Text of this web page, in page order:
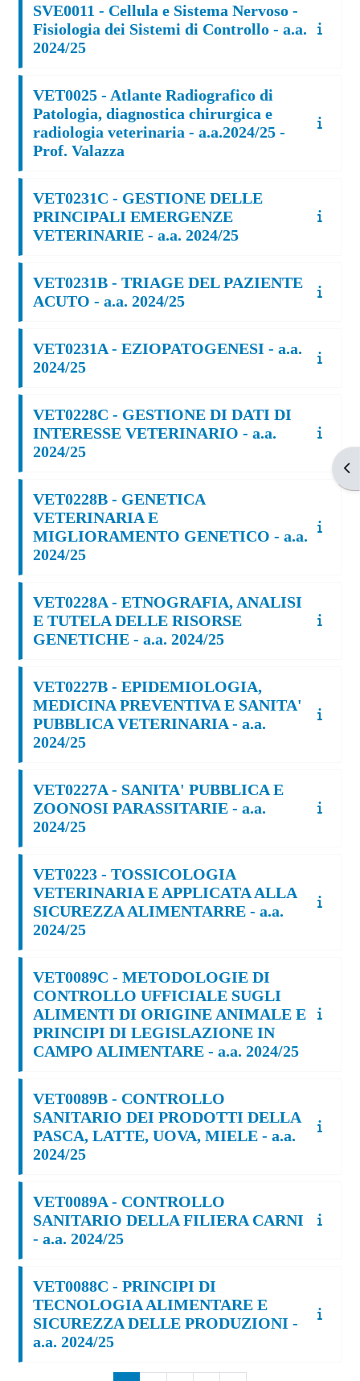
SVE0011 - Cellula e Sistema Nervoso -
Fisiologia dei Sistemi di Controllo - a.a.
2024/25
VET0025 - Atlante Radiografico di
Patologia, diagnostica chirurgica e
radiologia veterinaria - a.a.2024/25 -
Prof. Valazza
VET0231C - GESTIONE DELLE
PRINCIPALI EMERGENZE
VETERINARIE - a.a. 2024/25
VET0231B - TRIAGE DEL PAZIENTE
ACUTO - a.a. 2024/25
VET0231A - EZIOPATOGENESI - a.a.
2024/25
VET0228C - GESTIONE DI DATI DI
INTERESSE VETERINARIO - a.a.
2024/25
VET0228B - GENETICA
VETERINARIA E
MIGLIORAMENTO GENETICO - a.a.
2024/25
VET0228A - ETNOGRAFIA, ANALISI
E TUTELA DELLE RISORSE
GENETICHE - a.a. 2024/25
VET0227B - EPIDEMIOLOGIA,
MEDICINA PREVENTIVA E SANITA'
PUBBLICA VETERINARIA - a.a.
2024/25
VET0227A - SANITA' PUBBLICA E
ZOONOSI PARASSITARIE - a.a.
2024/25
VET0223 - TOSSICOLOGIA
VETERINARIA E APPLICATA ALLA
SICUREZZA ALIMENTARRE - a.a.
2024/25
VET0089C - METODOLOGIE DI
CONTROLLO UFFICIALE SUGLI
ALIMENTI DI ORIGINE ANIMALE E
PRINCIPI DI LEGISLAZIONE IN
CAMPO ALIMENTARE - a.a. 2024/25
VET0089B - CONTROLLO
SANITARIO DEI PRODOTTI DELLA
PASCA, LATTE, UOVA, MIELE - a.a.
2024/25
VET0089A - CONTROLLO
SANITARIO DELLA FILIERA CARNI
- a.a. 2024/25
VET0088C - PRINCIPI DI
TECNOLOGIA ALIMENTARE E
SICUREZZA DELLE PRODUZIONI -
a.a. 2024/25